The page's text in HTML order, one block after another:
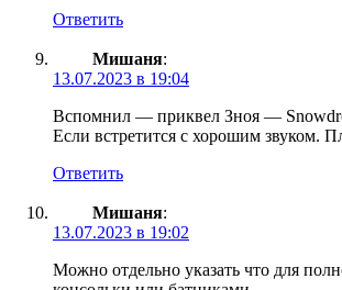
Ответить
Мишаня:
13.07.2023 в 19:04
Вспомнил — приквел Зноя —
Если встретится с хорошим звуком.
Ответить
Мишаня:
13.07.2023 в 19:02
Можно отдельно указать что для